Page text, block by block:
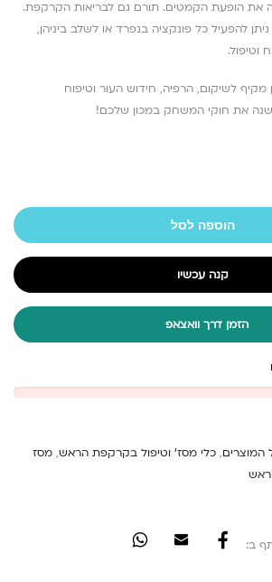
את הופעת הקמטים. תורם גם לבריאות הקרקפת.
להפעיל כל פונקציה בנפרד או לשלב ביניהן,
וטיפול.
מקיף לשיקום, הרפיה, חידוש העור וטיפוח
את חוקי המשחק במכון שלכם!
הוספה לסל
קנה עכשיו
הזמן דרך וואצאפ
המוצרים, כלי מסז' וטיפול בקרקפת הראש, מסז
ב: